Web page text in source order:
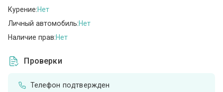
Курение:Нет
Личный автомобиль:Нет
Наличие прав:Нет
Проверки
Телефон подтвержден